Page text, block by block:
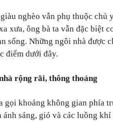
nghèo vẫn phụ thuộc chủ
xưa, ông bà ta vẫn đặc biệt
sống. Những ngôi nhà được
điểm dưới đây.
rộng rãi, thông thoáng
gọi khoảng không gian phía
ánh sáng, gió và các luồng